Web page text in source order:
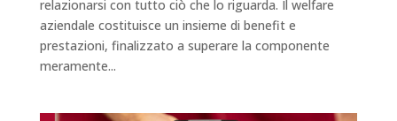
relazionarsi con tutto ciò che lo riguarda. Il welfare
aziendale costituisce un insieme di benefit e
prestazioni, finalizzato a superare la componente
meramente...